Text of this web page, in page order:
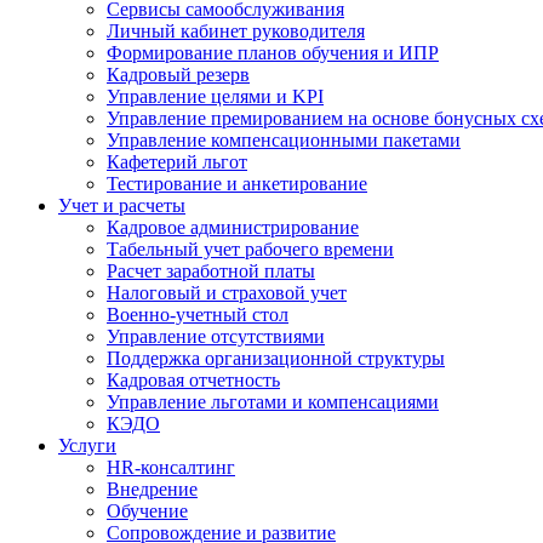
Сервисы самообслуживания
Личный кабинет руководителя
Формирование планов обучения и ИПР
Кадровый резерв
Управление целями и KPI
Управление премированием на основе бонусных
Управление компенсационными пакетами
Кафетерий льгот
Тестирование и анкетирование
Учет и расчеты
Кадровое администрирование
Табельный учет рабочего времени
Расчет заработной платы
Налоговый и страховой учет
Военно-учетный стол
Управление отсутствиями
Поддержка организационной структуры
Кадровая отчетность
Управление льготами и компенсациями
КЭДО
Услуги
HR-консалтинг
Внедрение
Обучение
Сопровождение и развитие